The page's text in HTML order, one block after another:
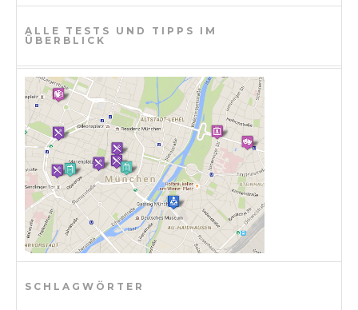
ALLE TESTS UND TIPPS IM
ÜBERBLICK
SCHLAGWÖRTER